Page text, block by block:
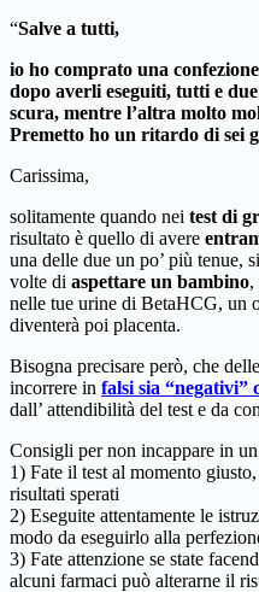
“Salve a tutti,
io ho comprato una
dopo averli eseguiti, tutti e
scura, mentre l’altra molto
Premetto ho un ritardo di sei
Carissima,
solitamente quando nei test di
risultato è quello di avere
una delle due un po’ più tenue,
volte di aspettare un bambino,
nelle tue urine di BetaHCG, un
diventerà poi placenta.
Bisogna precisare però, che
incorrere in falsi sia “negativi”
dall’ attendibilità del test e da
Consigli per non incappare in
1) Fate il test al momento
risultati sperati
2) Eseguite attentamente le
modo da eseguirlo alla
3) Fate attenzione se state
alcuni farmaci può alterarne il